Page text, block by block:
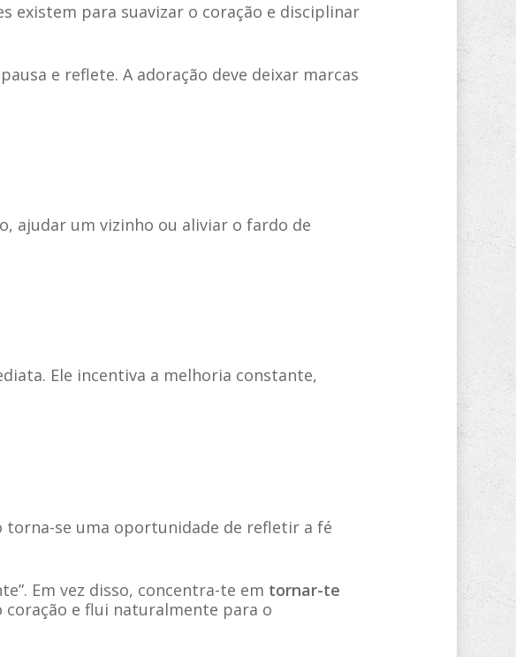
existem para suavizar o coração e disciplinar
e reflete. A adoração deve deixar marcas
ajudar um vizinho ou aliviar o fardo de
Ele incentiva a melhoria constante,
torna-se uma oportunidade de refletir a fé
Em vez disso, concentra-te em tornar-te
coração e flui naturalmente para o